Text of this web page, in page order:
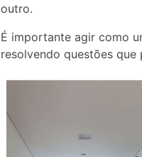
outro.
É importante agir como
resolvendo questões